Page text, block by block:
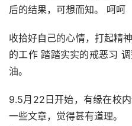
后的结果，可想而知。 呵呵
收拾好自己的心情，打起精
的工作 踏踏实实的戒恶习
油。
9.5月22日开始，有缘在校
一些文章，觉得甚有道理。